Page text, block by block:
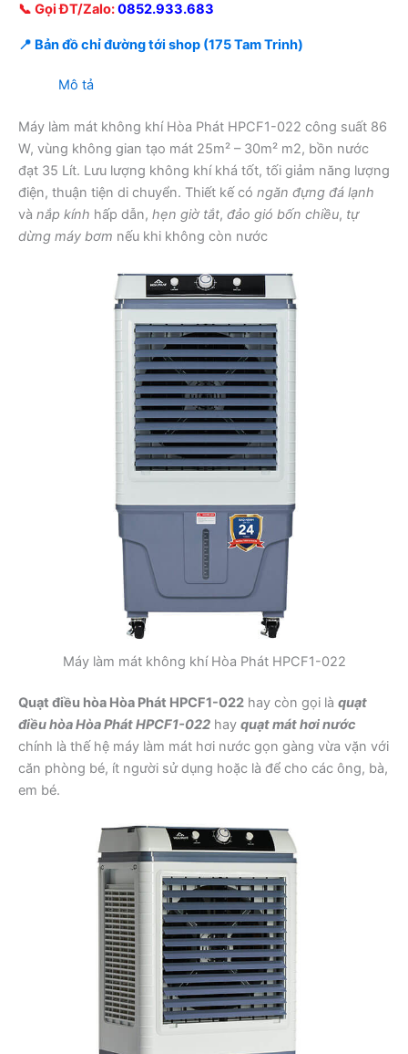
📞 Gọi ĐT/Zalo:0852.933.683
📍 Bản đồ chỉ đường tới shop (175 Tam Trinh)
Mô tả
Máy làm mát không khí Hòa Phát HPCF1-022 công suất 86
W, vùng không gian tạo mát 25m² – 30m² m2, bồn nước
đạt 35 Lít. Lưu lượng không khí khá tốt, tối giảm năng lượng
điện, thuận tiện di chuyển. Thiết kế có ngăn đựng đá lạnh
và nắp kính hấp dẫn, hẹn giờ tắt, đảo gió bốn chiều, tự
dừng máy bơm nếu khi không còn nước
Máy làm mát không khí Hòa Phát HPCF1-022
Quạt điều hòa Hòa Phát HPCF1-022 hay còn gọi là quạt
điều hòa Hòa Phát HPCF1-022 hay quạt mát hơi nước
chính là thế hệ máy làm mát hơi nước gọn gàng vừa vặn với
căn phòng bé, ít người sử dụng hoặc là để cho các ông, bà,
em bé.